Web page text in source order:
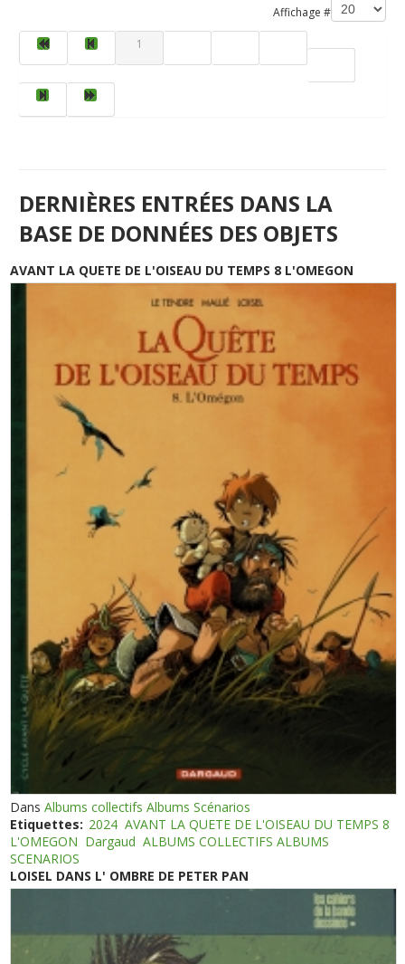
Affichage #
1
DERNIÈRES ENTRÉES DANS LA
BASE DE DONNÉES DES OBJETS
AVANT LA QUETE DE L'OISEAU DU TEMPS 8 L'OMEGON
DansAlbums collectifs Albums Scénarios
Etiquettes: 2024 AVANT LA QUETE DE L'OISEAU DU TEMPS 8
L'OMEGON Dargaud ALBUMS COLLECTIFS ALBUMS
SCENARIOS
LOISEL DANS L' OMBRE DE PETER PAN